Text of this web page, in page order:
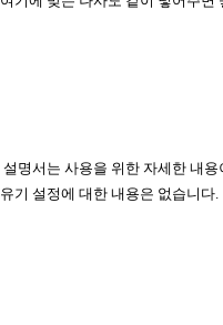
설명서는 사용을 위한 자세한 내
유기 설정에 대한 내용은 없습니다.